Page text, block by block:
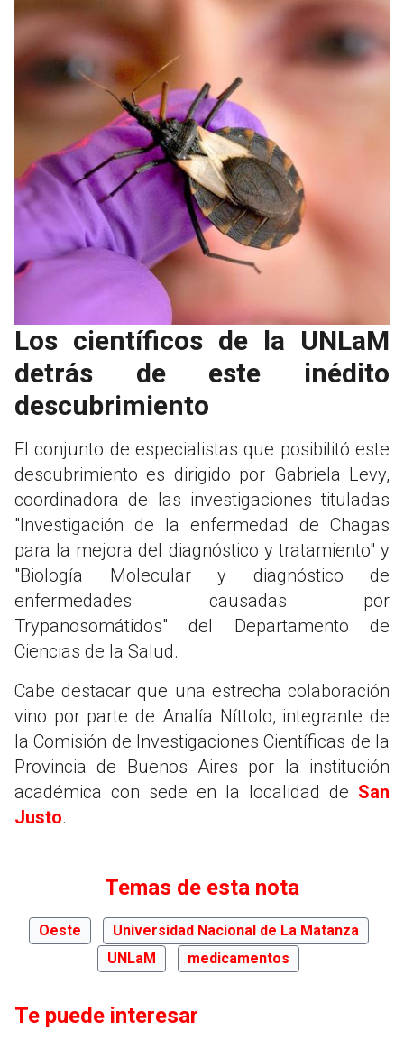
Los científicos de la UNLaM
detrás de este inédito
descubrimiento
El conjunto de especialistas que posibilitó este
descubrimiento es dirigido por Gabriela Levy,
coordinadora de las investigaciones tituladas
"Investigación de la enfermedad de Chagas
para la mejora del diagnóstico y tratamiento" y
"Biología Molecular y diagnóstico de
enfermedades causadas por
Trypanosomátidos" del Departamento de
Ciencias de la Salud.
Cabe destacar que una estrecha colaboración
vino por parte de Analía Níttolo, integrante de
la Comisión de Investigaciones Científicas de la
Provincia de Buenos Aires por la institución
académica con sede en la localidad de San
Justo.
Temas de esta nota
Oeste
Universidad Nacional de La Matanza
UNLaM
medicamentos
Te puede interesar